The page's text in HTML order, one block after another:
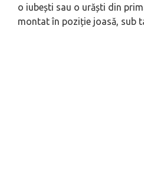
o iubești sau o urăști din
montat în poziție joasă, sub